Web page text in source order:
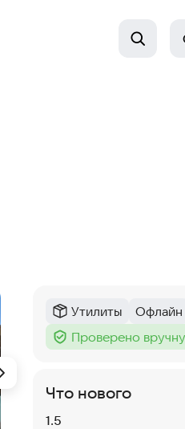
Категория :
Утилиты
Тег:
Офлайн
Тег :
Проверено
Что нового
Версия:
1.5